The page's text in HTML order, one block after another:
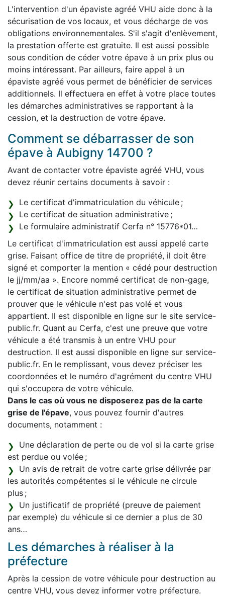
L'intervention d'un épaviste agréé VHU aide donc à la
sécurisation de vos locaux, et vous décharge de vos
obligations environnementales. S'il s'agit d'enlèvement,
la prestation offerte est gratuite. Il est aussi possible
sous condition de céder votre épave à un prix plus ou
moins intéressant. Par ailleurs, faire appel à un
épaviste agréé vous permet de bénéficier de services
additionnels. Il effectuera en effet à votre place toutes
les démarches administratives se rapportant à la
cession, et la destruction de votre épave.
Comment se débarrasser de son
épave à Aubigny 14700 ?
Avant de contacter votre épaviste agréé VHU, vous
devez réunir certains documents à savoir :
Le certificat d'immatriculation du véhicule ;
Le certificat de situation administrative ;
Le formulaire administratif Cerfa n° 15776*01…
Le certificat d'immatriculation est aussi appelé carte
grise. Faisant office de titre de propriété, il doit être
signé et comporter la mention « cédé pour destruction
le jj/mm/aa ». Encore nommé certificat de non-gage,
le certificat de situation administrative permet de
prouver que le véhicule n'est pas volé et vous
appartient. Il est disponible en ligne sur le site service-
public.fr. Quant au Cerfa, c'est une preuve que votre
véhicule a été transmis à un entre VHU pour
destruction. Il est aussi disponible en ligne sur service-
public.fr. En le remplissant, vous devez préciser les
coordonnées et le numéro d'agrément du centre VHU
qui s'occupera de votre véhicule.
Dans le cas où vous ne disposerez pas de la carte
grise de l'épave, vous pouvez fournir d'autres
documents, notamment :
Une déclaration de perte ou de vol si la carte grise
est perdue ou volée ;
Un avis de retrait de votre carte grise délivrée par
les autorités compétentes si le véhicule ne circule
plus ;
Un justificatif de propriété (preuve de paiement
par exemple) du véhicule si ce dernier a plus de 30
ans…
Les démarches à réaliser à la
préfecture
Après la cession de votre véhicule pour destruction au
centre VHU, vous devez informer votre préfecture.